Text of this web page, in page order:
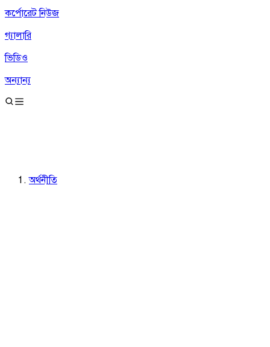
কর্পোরেট নিউজ
গ্যালারি
ভিডিও
অন্যান্য
অর্থনীতি